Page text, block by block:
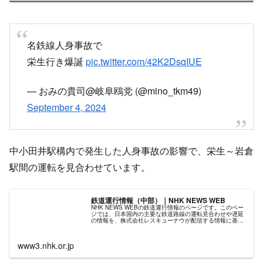
名鉄線人身事故で
栄生行き爆誕 pic.twitter.com/42K2DsqIUE
— おみの貴司@岐阜鴎党 (@mino_tkm49)
September 4, 2024
中小田井駅構内で発生した人身事故の影響で、栄生～岩倉
駅間の運転を見合わせています。
鉄道運行情報（中部）｜NHK NEWS WEB
NHK NEWS WEBの鉄道運行情報のページです。このペー
ジでは、日本国内の主要な鉄道路線の運転見合わせや遅延
の情報を、株式会社レスキューナウが配信する情報に基づ
www3.nhk.or.jp